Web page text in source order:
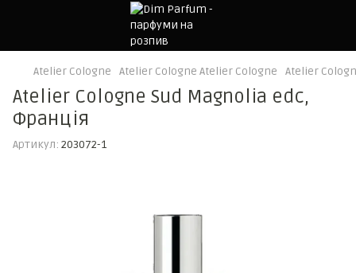
Atelier Cologne Atelier Cologne Atelier Cologne Atelier
Atelier Cologne Sud Magnolia edc,
Франція
Артикул: 203072-1